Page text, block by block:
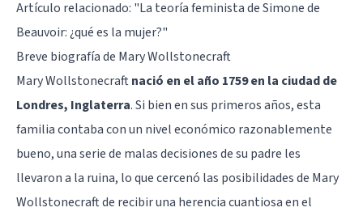
Artículo relacionado: "La teoría feminista de Simone de
Beauvoir: ¿qué es la mujer?"
Breve biografía de Mary Wollstonecraft
Mary Wollstonecraftnació en el año 1759 en la ciudad de
Londres, Inglaterra. Si bien en sus primeros años, esta
familia contaba con un nivel económico razonablemente
bueno, una serie de malas decisiones de su padre les
llevaron a la ruina, lo que cercenó las posibilidades de Mary
Wollstonecraft de recibir una herencia cuantiosa en el